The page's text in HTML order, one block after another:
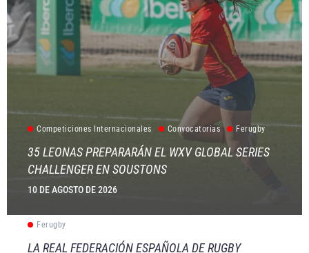
Competiciones Internacionales Convocatorias Ferugby
35 LEONAS PREPARARÁN EL WXV GLOBAL SERIES
CHALLENGER EN SOUSTONS
10 DE AGOSTO DE 2026
Ferugby
LA REAL FEDERACIÓN ESPAÑOLA DE RUGBY